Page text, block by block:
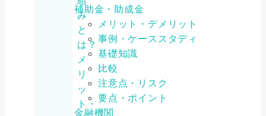
み
と
は？
メ
リ
ッ
ト・
補助金・助成金
メリット・デメリット
事例・ケーススタディ
基礎知識
比較
注意点・リスク
要点・ポイント
金融機関